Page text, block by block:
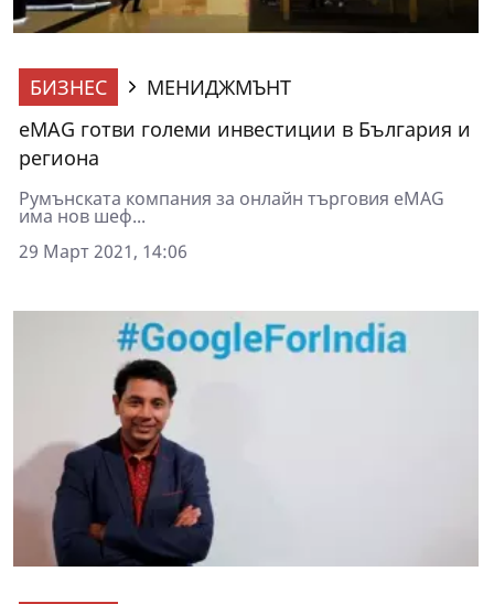
БИЗНЕС
МЕНИДЖМЪНТ
eMAG готви големи инвестиции в България и
региона
Румънската компания за онлайн търговия eMAG
има нов шеф...
29 Март 2021, 14:06